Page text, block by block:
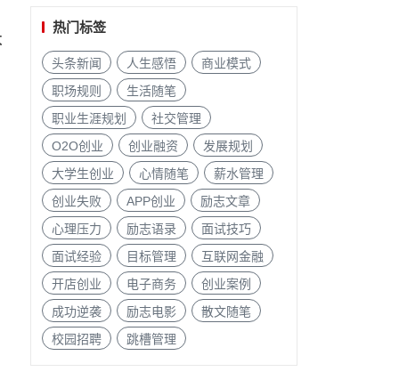
热门标签
头条新闻 人生感悟
商业模式
职场规则
生活随笔
职业生涯规划
社交管理
O2O创业
创业融资
发展规划
大学生创业
心情随笔
薪水管理
创业失败
APP创业
励志文章
心理压力
励志语录
面试技巧
面试经验
目标管理
互联网金融
开店创业
电子商务
创业案例
成功逆袭
励志电影
散文随笔
校园招聘
跳槽管理